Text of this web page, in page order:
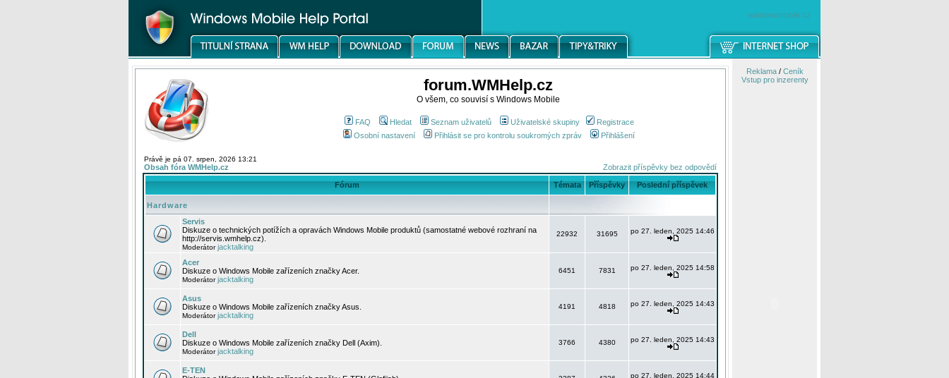
windowsmobile.cz
forum.WMHelp.cz
O všem, co souvisí s Windows Mobile
FAQ Hledat Seznam uživatelů Uživatelské skupiny
Registrace
Osobní nastavení
Přihlásit se pro kontrolu soukromých zpráv Přihlášení
Právě je pá 07. srpen, 2026 13:21
Obsah fóra WMHelp.cz Zobrazit příspěvky bez odpovědí
Fórum Témata Příspěvky Poslední příspěvek
Hardware
Servis
Diskuze o technických potížích a opravách Windows Mobile produktů (samostatné webové rozhraní na
http://servis.wmhelp.cz).
Moderátorjacktalking
22932 31695 po 27. leden, 2025 14:46
Acer
Diskuze o Windows Mobile zařízeních značky Acer.
Moderátorjacktalking
6451 7831 po 27. leden, 2025 14:58
Asus
Diskuze o Windows Mobile zařízeních značky Asus.
Moderátorjacktalking
4191 4818 po 27. leden, 2025 14:43
Dell
Diskuze o Windows Mobile zařízeních značky Dell (Axim).
Moderátorjacktalking
3766 4380 po 27. leden, 2025 14:43
E-TEN
po 27. leden, 2025 14:44
Reklama/ Ceník
Vstup pro inzerenty